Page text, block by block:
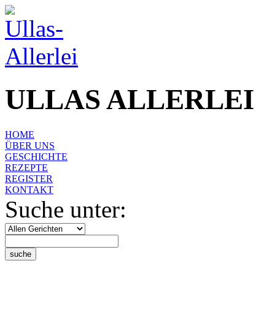
ULLAS ALLERLEI
HOME
ÜBER UNS
GESCHICHTE
REZEPTE
REGISTER
KONTAKT
Suche unter: